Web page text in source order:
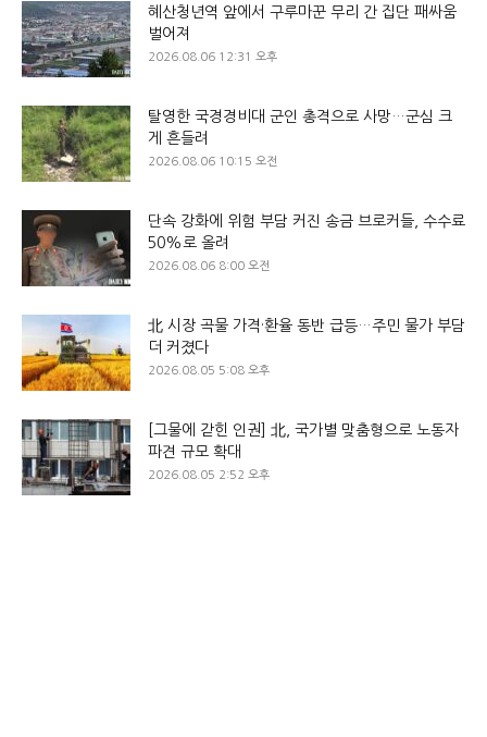
혜산청년역 앞에서 구루마꾼 무리 간 집단 패싸움
벌어져
2026.08.06 12:31 오후
탈영한 국경경비대 군인 총격으로 사망…군심 크
게 흔들려
2026.08.06 10:15 오전
단속 강화에 위험 부담 커진 송금 브로커들, 수수료
50%로 올려
2026.08.06 8:00 오전
北 시장 곡물 가격·환율 동반 급등…주민 물가 부담
더 커졌다
2026.08.05 5:08 오후
[그물에 갇힌 인권] 北, 국가별 맞춤형으로 노동자
파견 규모 확대
2026.08.05 2:52 오후